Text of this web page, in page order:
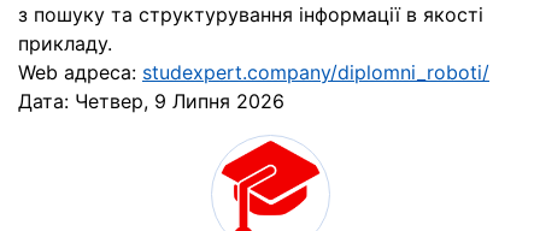
з пошуку та структурування інформації в якості
прикладу.
Web адреса: studexpert.company/diplomni_roboti/
Дата: Четвер, 9 Липня 2026